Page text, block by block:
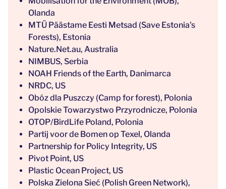
Olanda
MTÜ Päästame Eesti Metsad (Save Estonia's
Forests), Estonia
Nature.Net.au, Australia
NIMBUS, Serbia
NOAH Friends of the Earth, Danimarca
NRDC, US
Obóz dla Puszczy (Camp for forest), Polonia
Opolskie Towarzystwo Przyrodnicze, Polonia
OTOP/BirdLife Poland, Polonia
Partij voor de Bomen op Texel, Olanda
Partnership for Policy Integrity, US
Pivot Point, US
Plastic Ocean Project, US
Polska Zielona Sieć (Polish Green Network),